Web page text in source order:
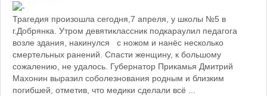
Трагедия произошла сегодня,7 апреля, у школы №5 в
г.Добрянка. Утром девятиклассник подкараулил педагога
возле здания, накинулся с ножом и нанёс несколько
смертельных ранений. Спасти женщину, к большому
сожалению, не удалось. Губернатор Прикамья Дмитрий
Махонин выразил соболезнования родным и близким
погибшей, отметив, что медики сделали всё ...